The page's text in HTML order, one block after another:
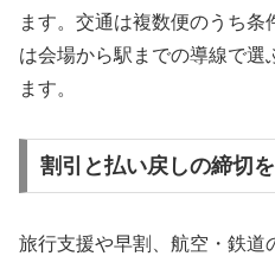
ます。交通は複数便のうち
は会場から駅までの導線で選
ます。
割引と払い戻しの締切
旅行支援や早割、航空・鉄道